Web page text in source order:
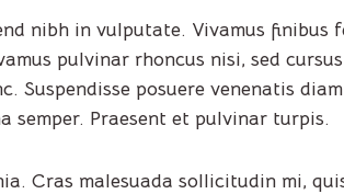
nibh in vulputate. Vivamus finibus
pulvinar rhoncus nisi, sed
Suspendisse posuere venenatis
semper. Praesent et pulvinar turpis.
Cras malesuada sollicitudin mi,